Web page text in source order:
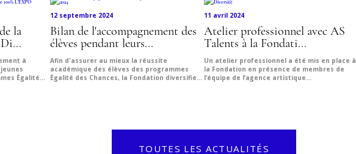
la
à
Égalité...
12 septembre 2024
Bilan de l'accompagnement des
élèves pendant leurs...
Afin d'assurer au mieux la réussite
académique des élèves des programmes
Égalité des Chances, la Fondation diversifie...
11 avril 2024
Atelier professionnel avec AS
Talents à la Fondati...
Un atelier professionnel a été mis en place à
la Fondation en présence de membres de
l’équipe de l’agence artistique...
TOUTES LES ACTUALITÉS